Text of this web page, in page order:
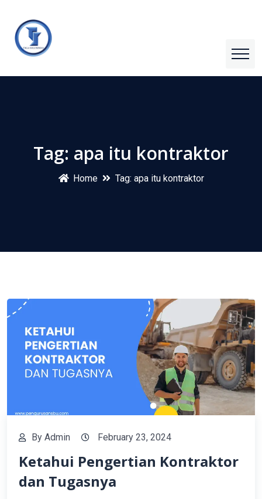
Tag: apa itu kontraktor
Home Tag: apa itu kontraktor
By Admin February 23, 2024
Ketahui Pengertian Kontraktor
dan Tugasnya